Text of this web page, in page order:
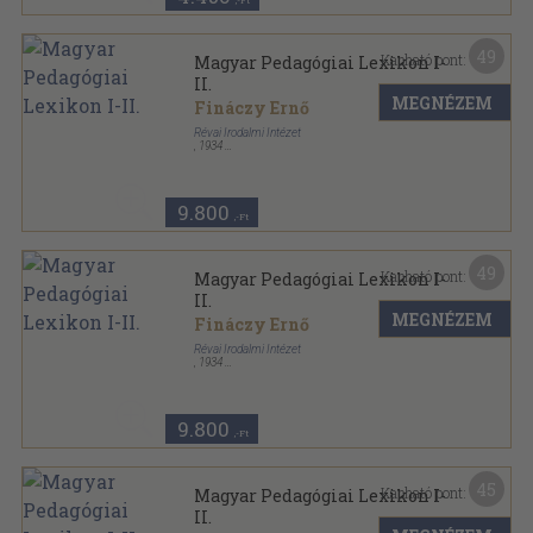
Magyar Pedagógiai Lexikon I-
II.
Fináczy Ernő
Révai Irodalmi Intézet
1934
9.800 ,-Ft
Kapható pont:
MEGNÉZEM
Magyar Pedagógiai Lexikon I-
II.
Fináczy Ernő
Révai Irodalmi Intézet
1934
9.800 ,-Ft
Kapható pont:
MEGNÉZEM
Magyar Pedagógiai Lexikon I-
II.
Kapható pont: